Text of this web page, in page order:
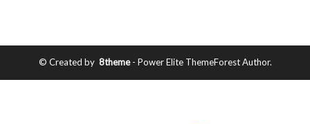
© Created by 8theme- Power Elite ThemeForest Author.